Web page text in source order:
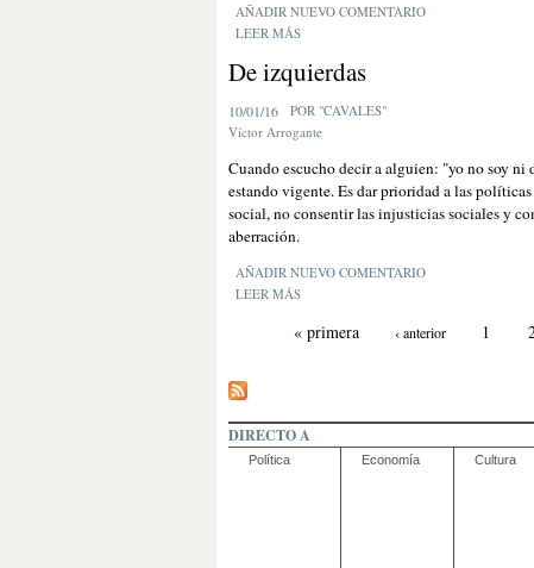
AÑADIR NUEVO COMENTARIO
LEER MÁS
De izquierdas
10/01/16
POR "CAVALES"
Víctor Arrogante
Cuando escucho decir a alguien: "yo no soy ni
estando vigente. Es dar prioridad a las
social, no consentir las injusticias sociales y
aberración.
AÑADIR NUEVO COMENTARIO
LEER MÁS
« primera ‹ anterior 1
DIRECTO A
Política Economía Cultura